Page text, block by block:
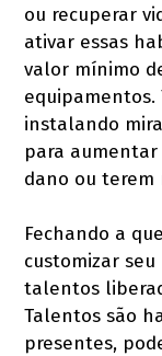
ou recuperar
ativar essas
valor mínimo
equipamentos.
instalando
para aumentar
dano ou terem
Fechando a
customizar
talentos
Talentos são
presentes,